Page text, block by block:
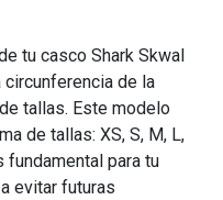
tu casco Shark Skwal
de la
tallas. Este modelo
de tallas: XS, S, M, L,
fundamental para tu
evitar futuras